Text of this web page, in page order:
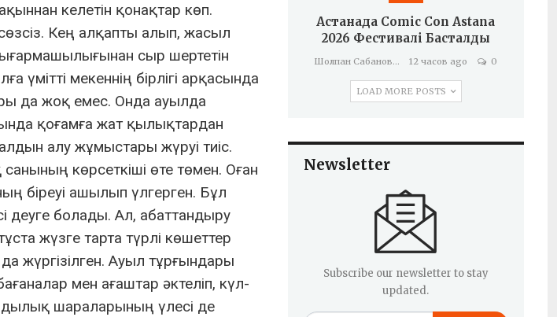
келетін қонақтар көп.
Кең алқапты алып, жасыл
сыр шертетін
үмітті мекеннің бірлігі арқасында
да жоқ емес. Онда ауылда
қоғамға жат қылықтардан
алу жұмыстары жүруі тиіс.
көрсеткіші өте төмен. Оған
біреуі ашылып үлгерген. Бұл
деуге болады. Ал, абаттандыру
жүзге тарта түрлі көшеттер
жүргізілген. Ауыл тұрғындары
мен ағаштар әктеліп, күл-
шараларының үлесі де
Астанада Comic Con Astana
2026 Фестивалі Басталды
Шолпан Сабанова 12 часов ago 0
LOAD MORE POSTS
Newsletter
Subscribe our newsletter to stay
updated.